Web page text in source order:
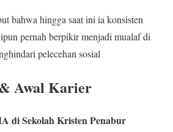
bahwa hingga saat ini ia konsisten
pernah berpikir menjadi mualaf di
pelecehan sosial
Awal Karier
di Sekolah Kristen Penabur